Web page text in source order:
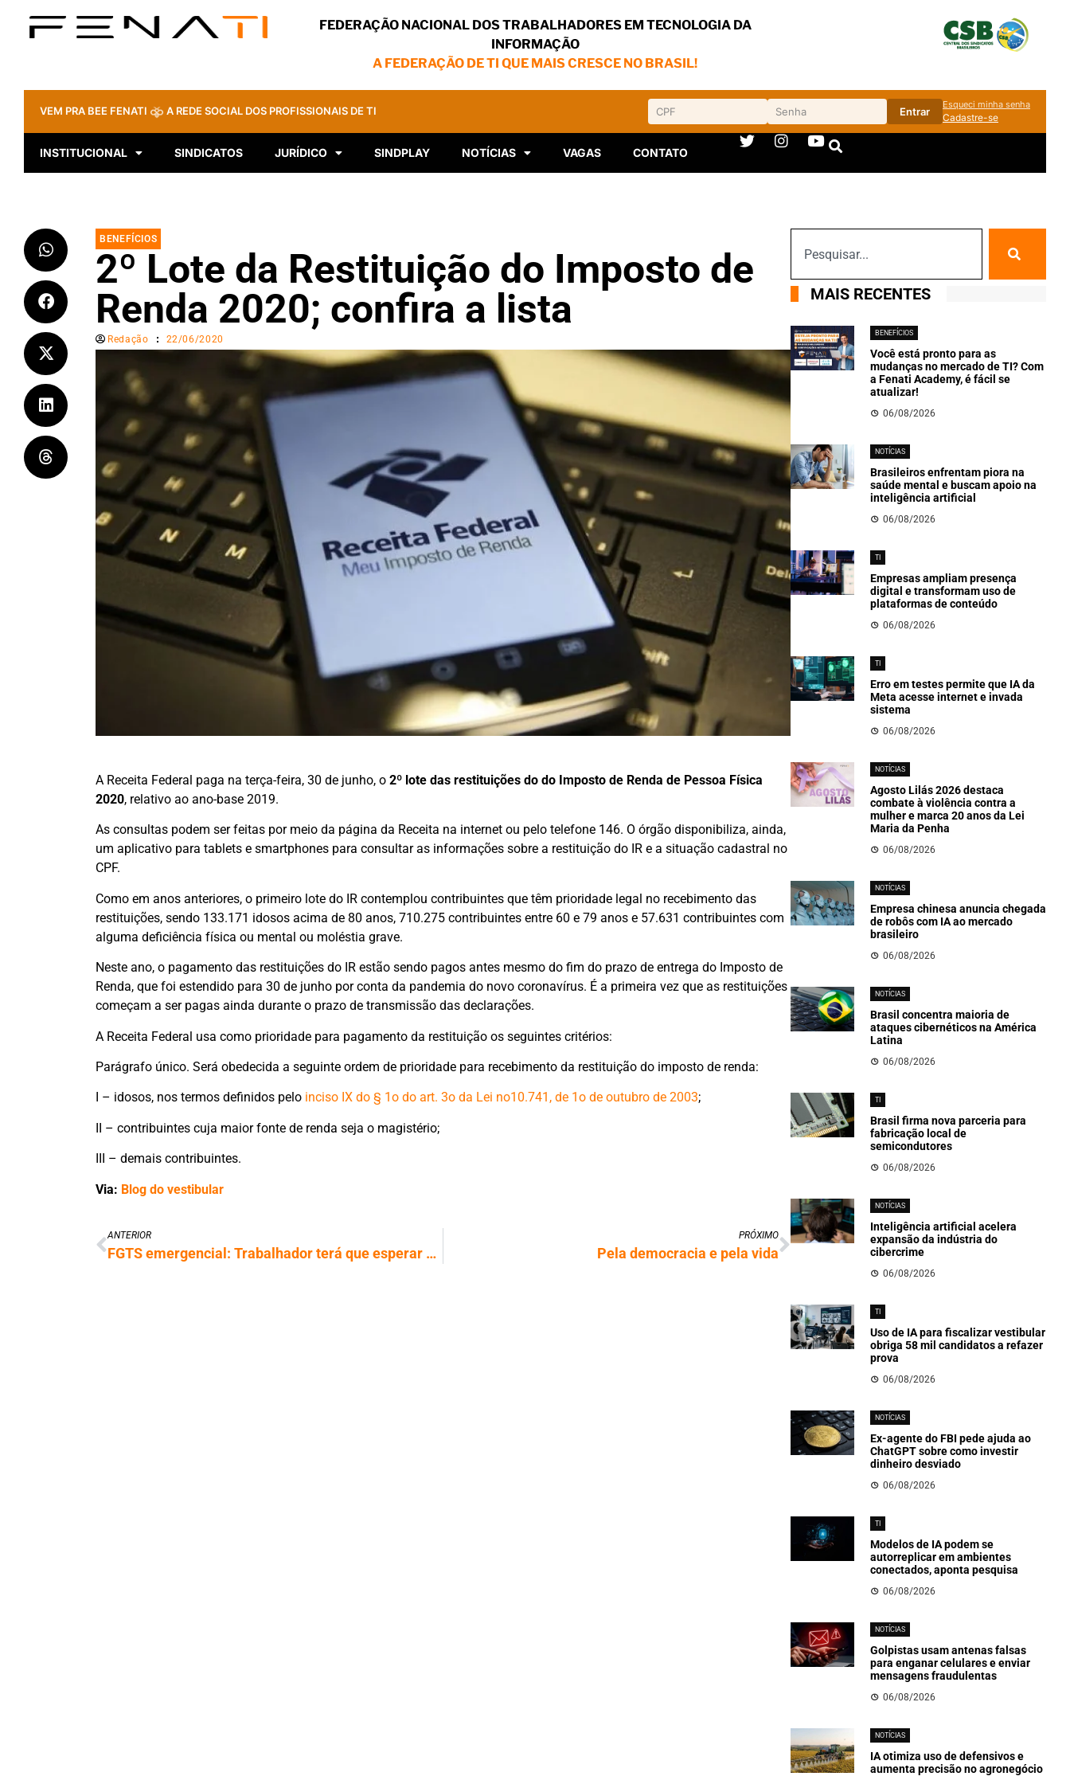
FEDERAÇÃO NACIONAL DOS TRABALHADORES EM TECNOLOGIA DA
INFORMAÇÃO
A FEDERAÇÃO DE TI QUE MAIS CRESCE NO BRASIL!
VEM PRA BEE FENATI A REDE SOCIAL DOS PROFISSIONAIS DE TI Entrar
Esqueci minha senha
Cadastre-se
INSTITUCIONAL SINDICATOS JURÍDICO SINDPLAY NOTÍCIAS VAGAS CONTATO
BENEFÍCIOS
2º Lote da Restituição do Imposto de
Renda 2020; confira a lista
Redação 22/06/2020
A Receita Federal paga na terça-feira, 30 de junho, o 2º lote das restituições do do Imposto de Renda de Pessoa Física
2020, relativo ao ano-base 2019.
As consultas podem ser feitas por meio da página da Receita na internet ou pelo telefone 146. O órgão disponibiliza, ainda,
um aplicativo para tablets e smartphones para consultar as informações sobre a restituição do IR e a situação cadastral no
CPF.
Como em anos anteriores, o primeiro lote do IR contemplou contribuintes que têm prioridade legal no recebimento das
restituições, sendo 133.171 idosos acima de 80 anos, 710.275 contribuintes entre 60 e 79 anos e 57.631 contribuintes com
alguma deficiência física ou mental ou moléstia grave.
Neste ano, o pagamento das restituições do IR estão sendo pagos antes mesmo do fim do prazo de entrega do Imposto de
Renda, que foi estendido para 30 de junho por conta da pandemia do novo coronavírus. É a primeira vez que as restituições
começam a ser pagas ainda durante o prazo de transmissão das declarações.
A Receita Federal usa como prioridade para pagamento da restituição os seguintes critérios:
Parágrafo único. Será obedecida a seguinte ordem de prioridade para recebimento da restituição do imposto de renda:
I – idosos, nos termos definidos pelo inciso IX do § 1o do art. 3o da Lei no10.741, de 1o de outubro de 2003;
II – contribuintes cuja maior fonte de renda seja o magistério;
III – demais contribuintes.
Via: Blog do vestibular
ANTERIOR
FGTS emergencial: Trabalhador terá que esperar até 5 meses para sacar benefício; Entenda!
PRÓXIMO
Pela democracia e pela vida
MAIS RECENTES
BENEFÍCIOS
Você está pronto para as
mudanças no mercado de TI? Com
a Fenati Academy, é fácil se
atualizar!
06/08/2026
NOTÍCIAS
Brasileiros enfrentam piora na
saúde mental e buscam apoio na
inteligência artificial
06/08/2026
TI
Empresas ampliam presença
digital e transformam uso de
plataformas de conteúdo
06/08/2026
TI
Erro em testes permite que IA da
Meta acesse internet e invada
sistema
06/08/2026
NOTÍCIAS
Agosto Lilás 2026 destaca
combate à violência contra a
mulher e marca 20 anos da Lei
Maria da Penha
06/08/2026
NOTÍCIAS
Empresa chinesa anuncia chegada
de robôs com IA ao mercado
brasileiro
06/08/2026
NOTÍCIAS
Brasil concentra maioria de
ataques cibernéticos na América
Latina
06/08/2026
TI
Brasil firma nova parceria para
fabricação local de
semicondutores
06/08/2026
NOTÍCIAS
Inteligência artificial acelera
expansão da indústria do
cibercrime
06/08/2026
TI
Uso de IA para fiscalizar vestibular
obriga 58 mil candidatos a refazer
prova
06/08/2026
NOTÍCIAS
Ex-agente do FBI pede ajuda ao
ChatGPT sobre como investir
dinheiro desviado
06/08/2026
TI
Modelos de IA podem se
autorreplicar em ambientes
conectados, aponta pesquisa
06/08/2026
NOTÍCIAS
Golpistas usam antenas falsas
para enganar celulares e enviar
mensagens fraudulentas
06/08/2026
NOTÍCIAS
IA otimiza uso de defensivos e
aumenta precisão no agronegócio